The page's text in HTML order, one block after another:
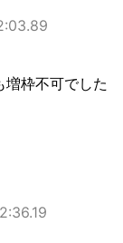
増枠不可でした